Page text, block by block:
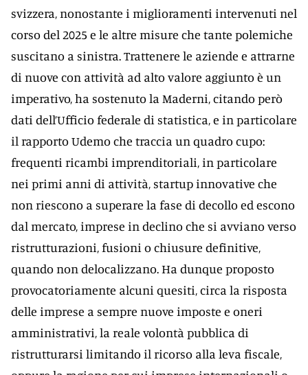
svizzera, nonostante i miglioramenti intervenuti nel
corso del 2025 e le altre misure che tante polemiche
suscitano a sinistra. Trattenere le aziende e attrarne
di nuove con attività ad alto valore aggiunto è un
imperativo, ha sostenuto la Maderni, citando però
dati dell’Ufficio federale di statistica, e in particolare
il rapporto Udemo che traccia un quadro cupo:
frequenti ricambi imprenditoriali, in particolare
nei primi anni di attività, startup innovative che
non riescono a superare la fase di decollo ed escono
dal mercato, imprese in declino che si avviano verso
ristrutturazioni, fusioni o chiusure definitive,
quando non delocalizzano. Ha dunque proposto
provocatoriamente alcuni quesiti, circa la risposta
delle imprese a sempre nuove imposte e oneri
amministrativi, la reale volontà pubblica di
ristrutturarsi limitando il ricorso alla leva fiscale,